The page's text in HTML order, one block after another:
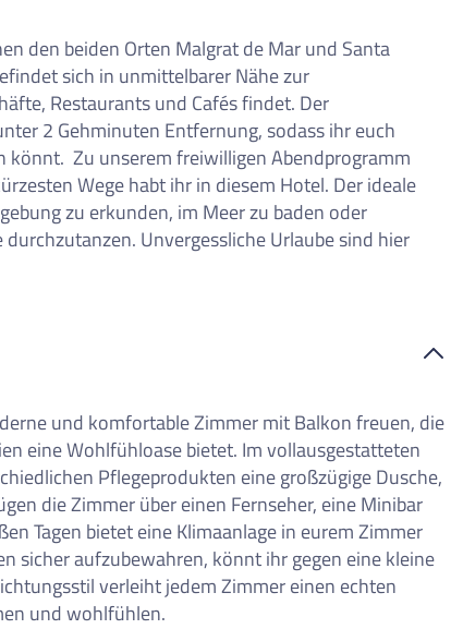
den beiden Orten Malgrat de Mar und Santa
sich in unmittelbarer Nähe zur
Restaurants und Cafés findet. Der
2 Gehminuten Entfernung, sodass ihr euch
könnt. Zu unserem freiwilligen Abendprogramm
Wege habt ihr in diesem Hotel. Der ideale
zu erkunden, im Meer zu baden oder
Unvergessliche Urlaube sind hier
und komfortable Zimmer mit Balkon freuen, die
eine Wohlfühloase bietet. Im vollausgestatteten
Pflegeprodukten eine großzügige Dusche,
die Zimmer über einen Fernseher, eine Minibar
Tagen bietet eine Klimaanlage in eurem Zimmer
sicher aufzubewahren, könnt ihr gegen eine kleine
verleiht jedem Zimmer einen echten
und wohlfühlen.